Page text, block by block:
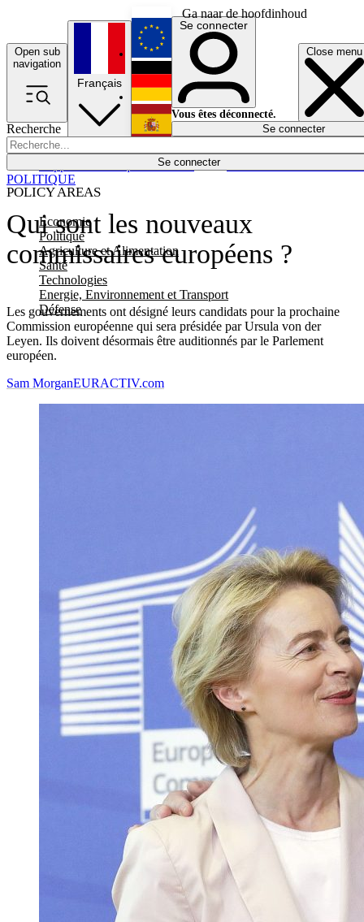
Ga naar de hoofdinhoud
Open sub
navigation
Close menu
Recherche
Se connecter
POLICY AREAS
Economie
Politique
Agriculture et Alimentation
Santé
Technologies
Energie, Environnement et Transport
Défense
Économie
Français
English
Deutsch
Español
Se connecter
Vous êtes déconnecté.
Se connecter
Qui sont les nouveaux
commissaires européens ?
Les gouvernements ont désigné leurs candidats pour la prochaine
Commission européenne qui sera présidée par Ursula von der
Leyen. Ils doivent désormais être auditionnés par le Parlement
européen.
POLITIQUE
Sam MorganEURACTIV.com